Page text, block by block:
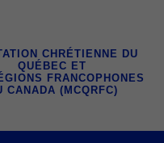
CHRÉTIENNE DU
QUÉBEC ET
FRANCOPHONES
CANADA (MCQRFC)